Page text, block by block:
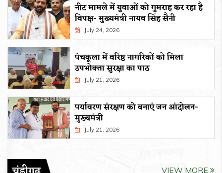
नीट मामले में युवाओं को गुमराह कर रहा है
विपक्ष- मुख्यमंत्री नायब सिंह सैनी
July 24, 2026
पंचकूला में वरिष्ठ नागरिकों को मिला
उपभोक्ता सुरक्षा का पाठ
July 21, 2026
पर्यावरण संरक्षण को बनाएं जन आंदोलन-
मुख्यमंत्री
July 21, 2026
VIEW MORE